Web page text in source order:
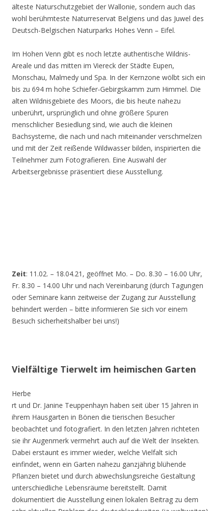
älteste Naturschutzgebiet der Wallonie, sondern auch das
wohl berühmteste Naturreservat Belgiens und das Juwel des
Deutsch-Belgischen Naturparks Hohes Venn – Eifel.
Im Hohen Venn gibt es noch letzte authentische Wildnis-
Areale und das mitten im Viereck der Städte Eupen,
Monschau, Malmedy und Spa. In der Kernzone wölbt sich ein
bis zu 694 m hohe Schiefer-Gebirgskamm zum Himmel. Die
alten Wildnisgebiete des Moors, die bis heute nahezu
unberührt, ursprünglich und ohne größere Spuren
menschlicher Besiedlung sind, wie auch die kleinen
Bachsysteme, die nach und nach miteinander verschmelzen
und mit der Zeit reißende Wildwasser bilden, inspirierten die
Teilnehmer zum Fotografieren. Eine Auswahl der
Arbeitsergebnisse präsentiert diese Ausstellung.
Zeit: 11.02. – 18.04.21, geöffnet Mo. – Do. 8.30 – 16.00 Uhr,
Fr. 8.30 – 14.00 Uhr und nach Vereinbarung (durch Tagungen
oder Seminare kann zeitweise der Zugang zur Ausstellung
behindert werden – bitte informieren Sie sich vor einem
Besuch sicherheitshalber bei uns!)
Vielfältige Tierwelt im heimischen Garten
Herbe
rt und Dr. Janine Teuppenhayn haben seit über 15 Jahren in
ihrem Hausgarten in Bönen die tierischen Besucher
beobachtet und fotografiert. In den letzten Jahren richteten
sie ihr Augenmerk vermehrt auch auf die Welt der Insekten.
Dabei erstaunt es immer wieder, welche Vielfalt sich
einfindet, wenn ein Garten nahezu ganzjährig blühende
Pflanzen bietet und durch abwechslungsreiche Gestaltung
unterschiedliche Lebensräume bereitstellt. Damit
dokumentiert die Ausstellung einen lokalen Beitrag zu dem